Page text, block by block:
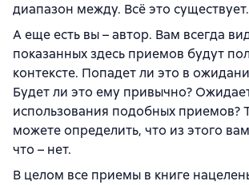
диапазон между. Всё это существует.
А еще есть вы – автор. Вам всегда
показанных здесь приемов будут
контексте. Попадет ли это в
Будет ли это ему привычно?
использования подобных приемов?
можете определить, что из этого
что – нет.
В целом все приемы в книге